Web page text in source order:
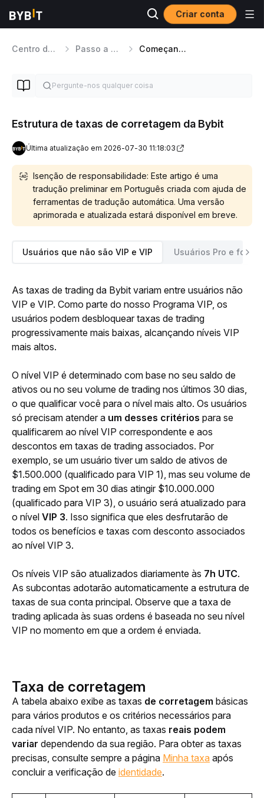
Criar conta
Centro de Ajuda Passo a passo da plataforma Começando
Estrutura de taxas de corretagem da Bybit
Última atualização em 2026-07-30 11:18:03
Isenção de responsabilidade: Este artigo é uma
tradução preliminar em Português criada com ajuda de
ferramentas de tradução automática. Uma versão
aprimorada e atualizada estará disponível em breve.
Usuários que não são VIP e VIP Usuários Pro e
As taxas de trading da Bybit variam entre usuários não
VIP e VIP. Como parte do nosso Programa VIP, os
usuários podem desbloquear taxas de trading
progressivamente mais baixas, alcançando níveis VIP
mais altos.
O nível VIP é determinado com base no seu saldo de
ativos ou no seu volume de trading nos últimos 30 dias,
o que qualificar você para o nível mais alto. Os usuários
só precisam atender a um desses critérios para se
qualificarem ao nível VIP correspondente e aos
descontos em taxas de trading associados. Por
exemplo, se um usuário tiver um saldo de ativos de
$1.500.000 (qualificado para VIP 1), mas seu volume de
trading em Spot em 30 dias atingir $10.000.000
(qualificado para VIP 3), o usuário será atualizado para
o nível VIP 3. Isso significa que eles desfrutarão de
todos os benefícios e taxas com desconto associados
ao nível VIP 3.
Os níveis VIP são atualizados diariamente às 7h UTC.
As subcontas adotarão automaticamente a estrutura de
taxas de sua conta principal. Observe que a taxa de
trading aplicada às suas ordens é baseada no seu nível
VIP no momento em que a ordem é enviada.
Taxa de corretagem
A tabela abaixo exibe as taxas de corretagem básicas
para vários produtos e os critérios necessários para
cada nível VIP. No entanto, as taxas reais podem
variar dependendo da sua região. Para obter as taxas
precisas, consulte sempre a página Minha taxa após
concluir a verificação de identidade.